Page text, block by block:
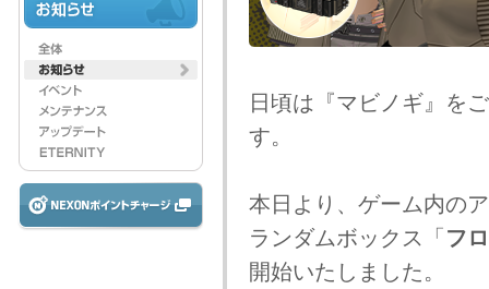
日頃は『マビノギ』を
す。
本日より、ゲーム内の
ランダムボックス「 フ
開始いたしました。